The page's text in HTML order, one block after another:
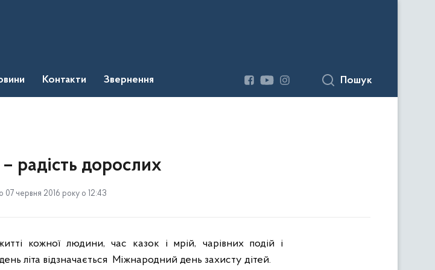
Контакти Звернення Пошук
– радість дорослих
07 червня 2016 року о 12:43
кожної людини, час казок і мрій, чарівних подій і
літа відзначається Міжнародний день захисту дітей.